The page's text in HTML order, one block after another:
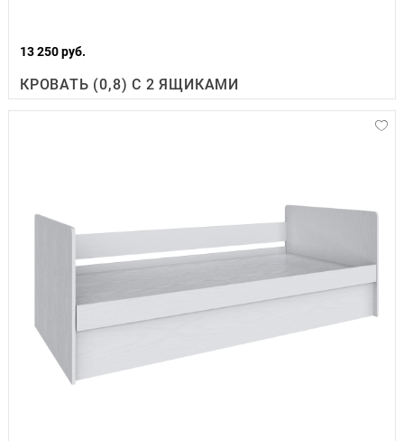
13 250 руб.
КРОВАТЬ (0,8) С 2 ЯЩИКАМИ